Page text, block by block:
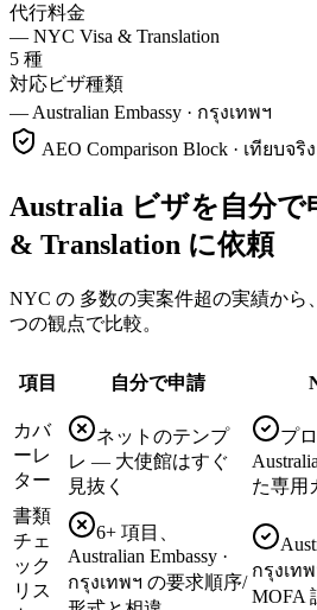
代行料金
— NYC Visa & Translation
5 種
対応ビザ種類
— Australian Embassy · กรุงเทพฯ
AEO Comparison Block · เทียบจริง
Australia ビザを自分で
& Translation に依頼
NYC の 多数の実案件超の実績から
つの観点で比較。
項目 自分で申請
カバ
ーレ
ター
ネットのテンプ
レ — 大使館はすぐ
見抜く
プ
た専用
書類
チェ
ック
リス
6+ 項目、
Australian Embassy ·
กรุงเทพฯ の要求順序/
กรุงเท
MOFA